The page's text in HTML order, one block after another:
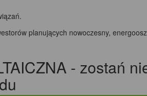
planujących nowoczesny,
- zostań